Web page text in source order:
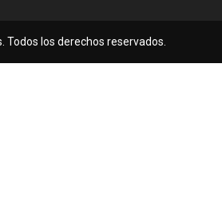
Todos los derechos reservados.